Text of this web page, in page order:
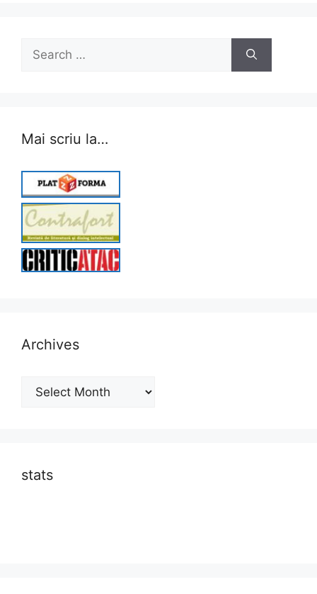
for:
Mai scriu la…
Archives
Archives
stats